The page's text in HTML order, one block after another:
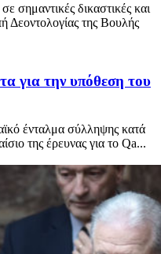
σημαντικές δικαστικές και
Δεοντολογίας της Βουλής
για την υπόθεση του
ένταλμα σύλληψης κατά
της έρευνας για το Qa...